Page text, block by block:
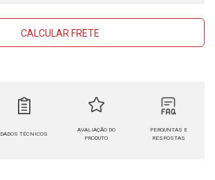
CALCULAR FRETE
DADOS TÉCNICOS
AVALIAÇÃO DO
PRODUTO
PERGUNTAS E
RESPOSTAS